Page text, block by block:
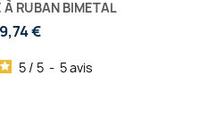
À RUBAN BIMETAL
€
5 / 5 - 5avis